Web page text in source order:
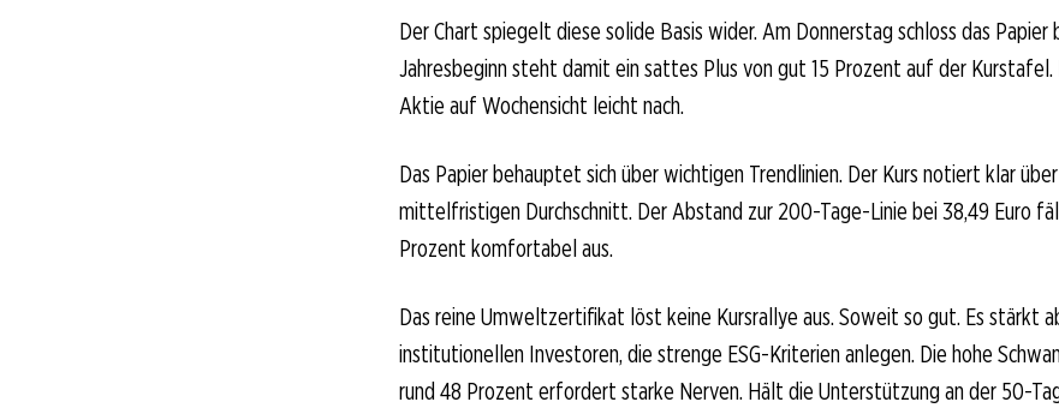
Der Chart spiegelt diese solide Basis wider. Am Donnerstag schloss das Papier
Jahresbeginn steht damit ein sattes Plus von gut 15 Prozent auf der
Aktie auf Wochensicht leicht nach.
Das Papier behauptet sich über wichtigen Trendlinien. Der Kurs notiert klar
mittelfristigen Durchschnitt. Der Abstand zur 200-Tage-Linie bei 38,49 Euro
Prozent komfortabel aus.
Das reine Umweltzertifikat löst keine Kursrallye aus. Soweit so gut. Es stärkt
institutionellen Investoren, die strenge ESG-Kriterien anlegen. Die hohe
rund 48 Prozent erfordert starke Nerven. Hält die Unterstützung an der 50-